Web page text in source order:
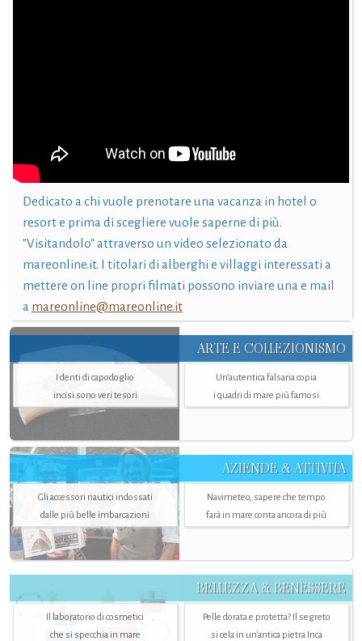
Dedicato a chi vuole prenotare una vacanza in hotel o
resort e prima di scegliere vuole saperne di più.
"Visitandolo" attraverso un video selezionato da
mareonline.it. I titolari di alberghi e villaggi interessati a
mettere on line propri filmati possono inviare una e mail
a mareonline@mareonline.it
ARTE E COLLEZIONISMO
I denti di capodoglio
incisi sono veri tesori
Un’autentica falsaria copia
i quadri di mare più famosi
AZIENDE & ATTIVITÀ
Gli accessori nautici indossati
dalle più belle imbarcazioni
Navimeteo, sapere che tempo
farà in mare conta ancora di più
BELLEZZA & BENESSERE
Il laboratorio di cosmetici
che si specchia in mare
Pelle dorata e protetta? Il segreto
si cela in un’antica pietra Inca